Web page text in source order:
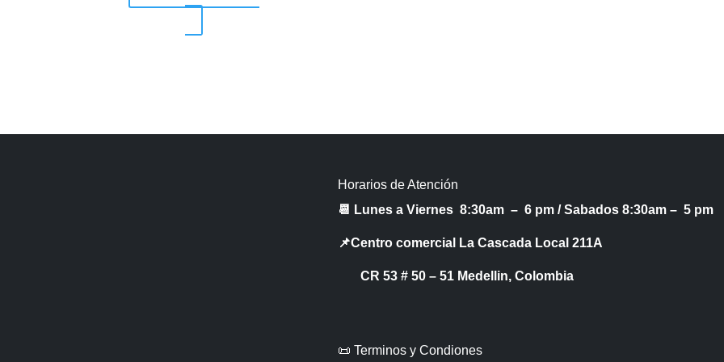
Horarios de Atención
📆 Lunes a Viernes 8:30am – 6 pm /Sabados 8:30am – 5 pm
📌Centro comercial La Cascada Local 211A
CR 53 # 50 – 51 Medellin, Colombia
📜 Terminos y Condiones